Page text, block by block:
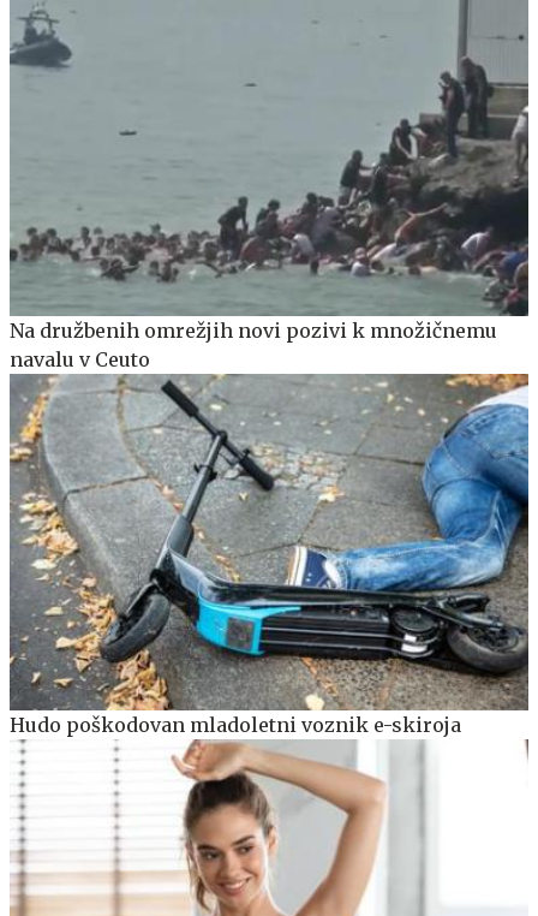
Na družbenih omrežjih novi pozivi k množičnemu
navalu v Ceuto
Hudo poškodovan mladoletni voznik e-skiroja